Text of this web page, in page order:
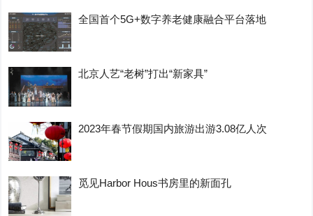
全国首个5G+数字养老健康融合平台落地
北京人艺“老树”打出“新家具”
2023年春节假期国内旅游出游3.08亿人次
觅见Harbor Hous书房里的新面孔